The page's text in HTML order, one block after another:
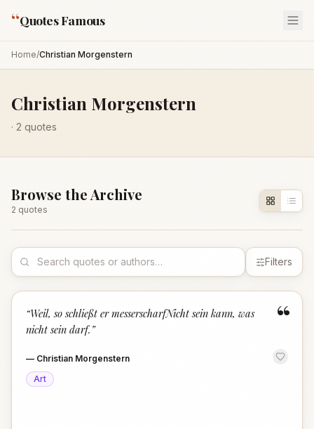
“Quotes Famous
Home/Christian Morgenstern
Christian Morgenstern
· 2 quotes
Browse the Archive
2 quotes
Filters
“
“Weil, so schließt er messerscharfNicht sein kann, was
nicht sein darf. ”
— Christian Morgenstern
Art